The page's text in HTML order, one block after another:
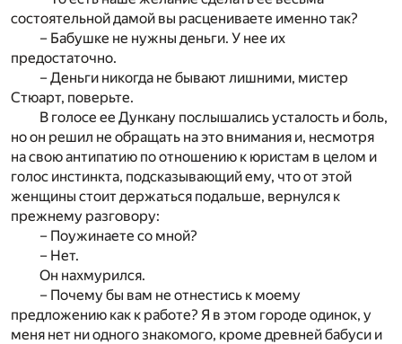
состоятельной дамой вы расцениваете именно так?
– Бабушке не нужны деньги. У нее их
предостаточно.
– Деньги никогда не бывают лишними, мистер
Стюарт, поверьте.
В голосе ее Дункану послышались усталость и боль,
но он решил не обращать на это внимания и, несмотря
на свою антипатию по отношению к юристам в целом и
голос инстинкта, подсказывающий ему, что от этой
женщины стоит держаться подальше, вернулся к
прежнему разговору:
– Поужинаете со мной?
– Нет.
Он нахмурился.
– Почему бы вам не отнестись к моему
предложению как к работе? Я в этом городе одинок, у
меня нет ни одного знакомого, кроме древней бабуси и